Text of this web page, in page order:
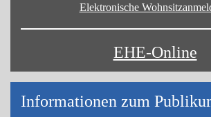
Elektronische
EHE-Online
Informa­tionen zum